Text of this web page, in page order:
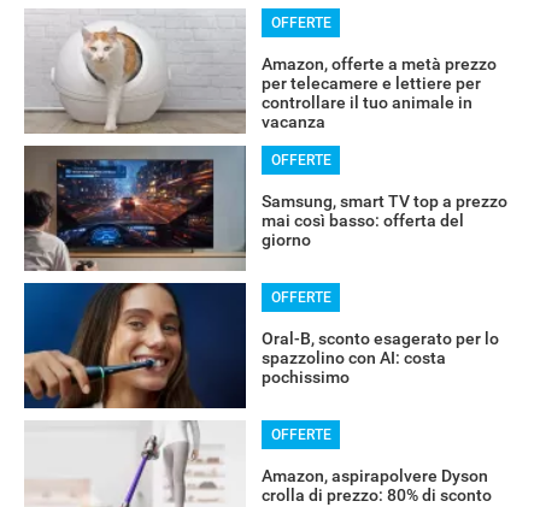
OFFERTE
Amazon, offerte a metà prezzo
per telecamere e lettiere per
controllare il tuo animale in
vacanza
OFFERTE
Samsung, smart TV top a prezzo
mai così basso: offerta del
giorno
OFFERTE
Oral-B, sconto esagerato per lo
spazzolino con AI: costa
pochissimo
OFFERTE
Amazon, aspirapolvere Dyson
crolla di prezzo: 80% di sconto